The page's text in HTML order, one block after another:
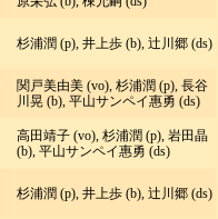
杉浦潤 (p), 井上歩 (b), 辻川郷 (ds)
関戸美由美 (vo), 杉浦潤 (p), 長谷
川晃 (b), 平山サンペイ惠勇 (ds)
高田靖子 (vo), 杉浦潤 (p), 岩田晶
(b), 平山サンペイ惠勇 (ds)
杉浦潤 (p), 井上歩 (b), 辻川郷 (ds)